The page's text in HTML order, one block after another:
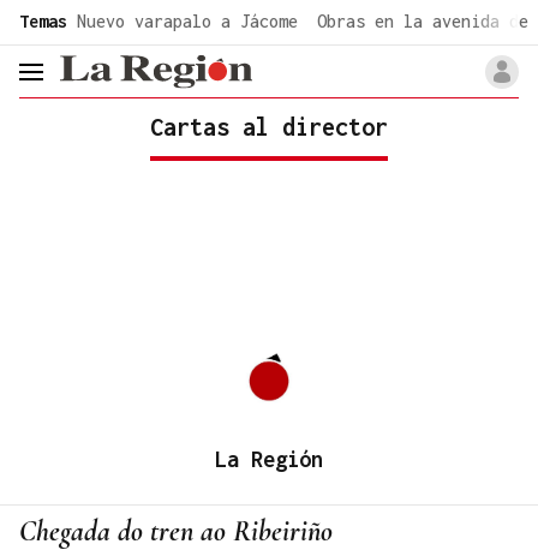
Temas Nuevo varapalo a Jácome Obras en la avenida de
header.menu.open
Cartas al director
La Región
Chegada do tren ao Ribeiriño